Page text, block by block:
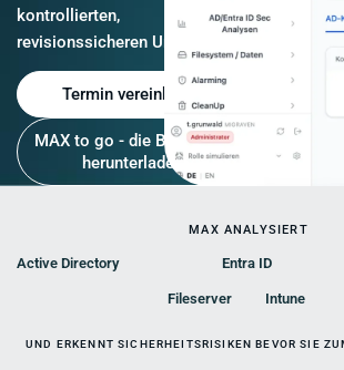
kontrollierten,
revisionssicheren Umsetzung.
Termin vereinbaren
MAX to go - die Broschüre
herunterladen
MAX ANALYSIERT
Active Directory Entra ID
Fileserver Intune
UND ERKENNT SICHERHEITSRISIKEN BEVOR SIE